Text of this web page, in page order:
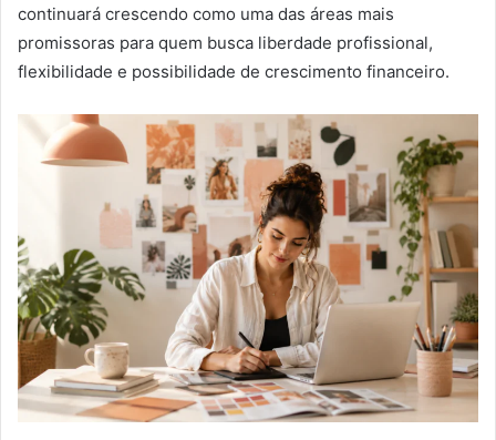
continuará crescendo como uma das áreas mais
promissoras para quem busca liberdade profissional,
flexibilidade e possibilidade de crescimento financeiro.